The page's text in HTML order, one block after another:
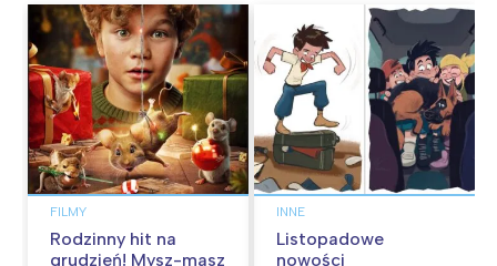
FILMY
Rodzinny hit na
grudzień! Mysz-masz
INNE
Listopadowe
nowości